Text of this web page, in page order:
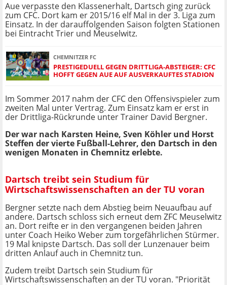
Aue verpasste den Klassenerhalt, Dartsch ging zurück
zum CFC. Dort kam er 2015/16 elf Mal in der 3. Liga zum
Einsatz. In der darauffolgenden Saison folgten Stationen
bei Eintracht Trier und Meuselwitz.
CHEMNITZER FC
PRESTIGEDUELL GEGEN DRITTLIGA-ABSTEIGER: CFC
HOFFT GEGEN AUE AUF AUSVERKAUFTES STADION
Im Sommer 2017 nahm der CFC den Offensivspieler zum
zweiten Mal unter Vertrag. Zum Einsatz kam er erst in
der Drittliga-Rückrunde unter Trainer David Bergner.
Der war nach Karsten Heine, Sven Köhler und Horst
Steffen der vierte Fußball-Lehrer, den Dartsch in den
wenigen Monaten in Chemnitz erlebte.
Dartsch treibt sein Studium für
Wirtschaftswissenschaften an der TU voran
Bergner setzte nach dem Abstieg beim Neuaufbau auf
andere. Dartsch schloss sich erneut dem ZFC Meuselwitz
an. Dort reifte er in den vergangenen beiden Jahren
unter Coach Heiko Weber zum torgefährlichen Stürmer.
19 Mal knipste Dartsch. Das soll der Lunzenauer beim
dritten Anlauf auch in Chemnitz tun.
Zudem treibt Dartsch sein Studium für
Wirtschaftswissenschaften an der TU voran. "Priorität